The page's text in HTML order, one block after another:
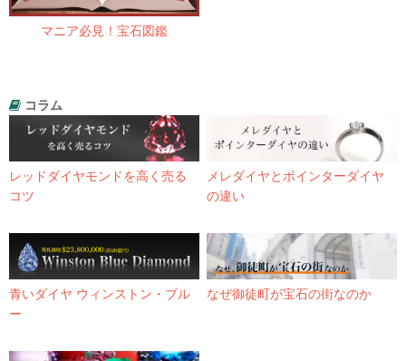
マニア必見！宝石図鑑
コラム
レッドダイヤモンドを高く売る
コツ
メレダイヤとポインターダイヤ
の違い
青いダイヤ ウィンストン・ブル
ー
なぜ御徒町が宝石の街なのか